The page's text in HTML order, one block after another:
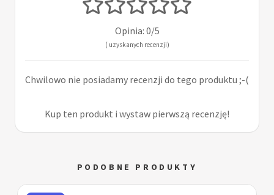
Opinia: 0/5
( uzyskanych recenzji)
Chwilowo nie posiadamy recenzji do tego produktu ;-(
Kup ten produkt i wystaw pierwszą recenzję!
PODOBNE PRODUKTY